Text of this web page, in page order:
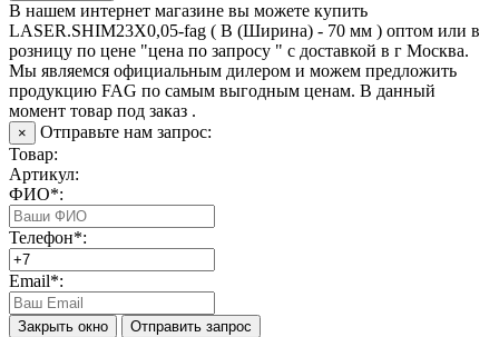
В нашем интернет магазине вы можете купить
LASER.SHIM23X0,05-fag ( B (Ширина) - 70 мм ) оптом или в
розницу по цене "цена по запросу " с доставкой в г Москва.
Мы являемся официальным дилером и можем предложить
продукцию FAG по самым выгодным ценам. В данный
момент товар под заказ .
×
Отправьте нам запрос:
Товар:
Артикул:
ФИО*:
Телефон*:
Email*:
Закрыть окно Отправить запрос